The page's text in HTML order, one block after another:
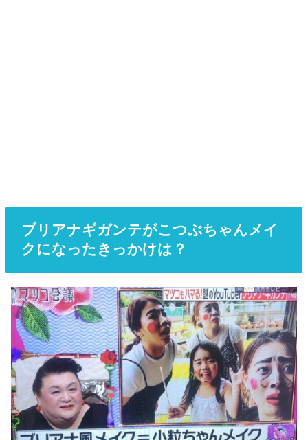
ブリアナギガンテがこつぶちゃんメイ
クになったきっかけは？